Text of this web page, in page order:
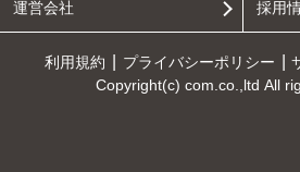
運営会社 採用
利用規約 プライバシーポリシー
Copyright(c) com.co.,ltd All